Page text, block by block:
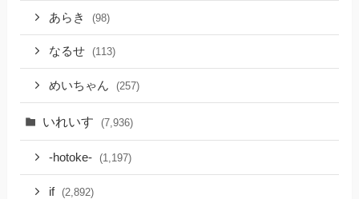
あらき (98)
なるせ (113)
めいちゃん (257)
いれいす (7,936)
-hotoke- (1,197)
if (2,892)